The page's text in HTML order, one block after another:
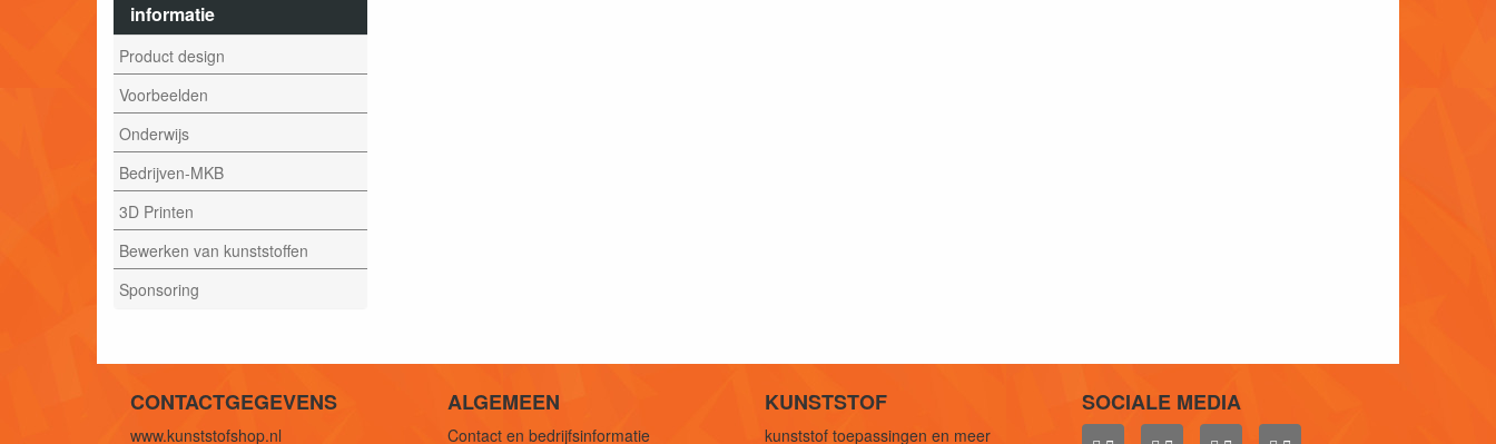
informatie
Product design
Voorbeelden
Onderwijs
Bedrijven-MKB
3D Printen
Bewerken van kunststoffen
Sponsoring
CONTACTGEGEVENS
www.kunststofshop.nl
ALGEMEEN
Contact en bedrijfsinformatie
KUNSTSTOF
kunststof toepassingen en meer
SOCIALE MEDIA